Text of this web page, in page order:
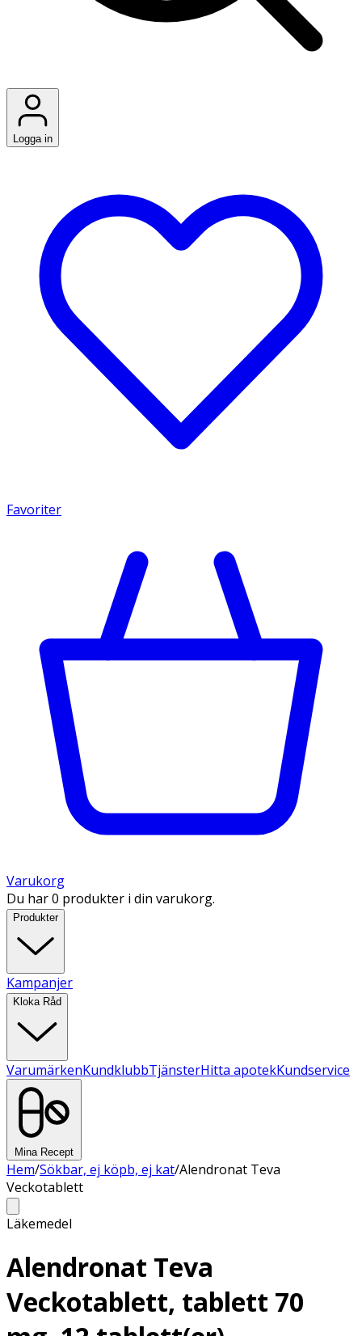
Logga in
Favoriter
Varukorg
Du har 0 produkter i din varukorg.
Produkter
Kampanjer
Kloka Råd
VarumärkenKundklubbTjänsterHitta apotekKundservice
Mina Recept
Hem/Sökbar, ej köpb, ej kat/Alendronat Teva
Veckotablett
Läkemedel
Alendronat Teva
Veckotablett, tablett 70